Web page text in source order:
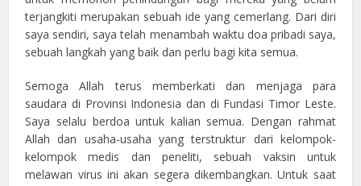
terjangkiti merupakan sebuah ide yang cemerlang. Dari diri
saya sendiri, saya telah menambah waktu doa pribadi saya,
sebuah langkah yang baik dan perlu bagi kita semua.
Semoga Allah terus memberkati dan menjaga para
saudara di Provinsi Indonesia dan di Fundasi Timor Leste.
Saya selalu berdoa untuk kalian semua. Dengan rahmat
Allah dan usaha-usaha yang terstruktur dari kelompok-
kelompok medis dan peneliti, sebuah vaksin untuk
melawan virus ini akan segera dikembangkan. Untuk saat